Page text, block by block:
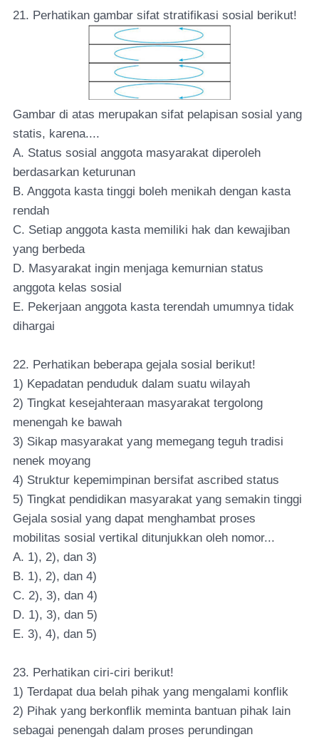
21. Perhatikan gambar sifat stratifikasi sosial berikut!
Gambar di atas merupakan sifat pelapisan sosial yang
statis, karena....
A. Status sosial anggota masyarakat diperoleh
berdasarkan keturunan
B. Anggota kasta tinggi boleh menikah dengan kasta
rendah
C. Setiap anggota kasta memiliki hak dan kewajiban
yang berbeda
D. Masyarakat ingin menjaga kemurnian status
anggota kelas sosial
E. Pekerjaan anggota kasta terendah umumnya tidak
dihargai
22. Perhatikan beberapa gejala sosial berikut!
1) Kepadatan penduduk dalam suatu wilayah
2) Tingkat kesejahteraan masyarakat tergolong
menengah ke bawah
3) Sikap masyarakat yang memegang teguh tradisi
nenek moyang
4) Struktur kepemimpinan bersifat ascribed status
5) Tingkat pendidikan masyarakat yang semakin tinggi
Gejala sosial yang dapat menghambat proses
mobilitas sosial vertikal ditunjukkan oleh nomor...
A. 1), 2), dan 3)
B. 1), 2), dan 4)
C. 2), 3), dan 4)
D. 1), 3), dan 5)
E. 3), 4), dan 5)
23. Perhatikan ciri-ciri berikut!
1) Terdapat dua belah pihak yang mengalami konflik
2) Pihak yang berkonflik meminta bantuan pihak lain
sebagai penengah dalam proses perundingan